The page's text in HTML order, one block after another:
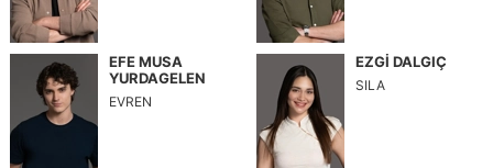
EFE MUSA
YURDAGELEN
EVREN
EZGİ DALGIÇ
SILA